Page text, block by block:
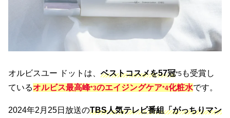
オルビスユー ドットは、 ベストコスメを57冠*5 も受賞し
ているオルビス最高峰*3のエイジングケア*4化粧水です。
2024年2月25日放送のTBS人気テレビ番組「がっちりマン